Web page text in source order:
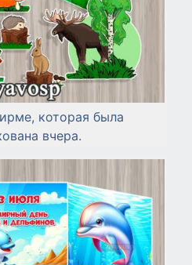
которая была
вчера.